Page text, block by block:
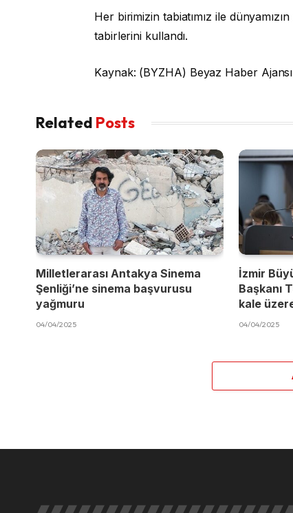
Her birimizin tabiatımız ile
tabirlerini kullandı.
Kaynak: (BYZHA) Beyaz Haber Ajansı
Related Posts
Milletlerarası Antakya Sinema
Şenliği’ne sinema başvurusu
yağmuru
04/04/2025
İzmir
Başkanı
kale
04/04/2025